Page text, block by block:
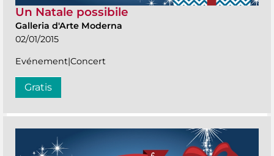
Un Natale possibile
Galleria d'Arte Moderna
02/01/2015
Evénement|Concert
Gratis